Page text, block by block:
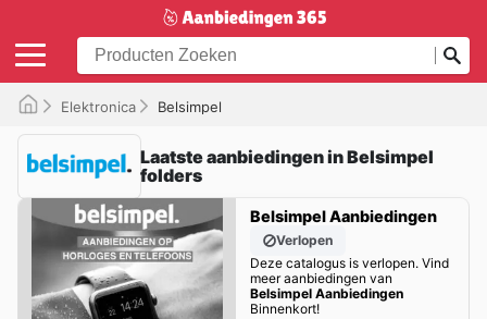
Elektronica Belsimpel
Laatste aanbiedingen in Belsimpel
folders
Belsimpel Aanbiedingen
Verlopen
Deze catalogus is verlopen. Vind
meer aanbiedingen van
Belsimpel Aanbiedingen
Binnenkort!